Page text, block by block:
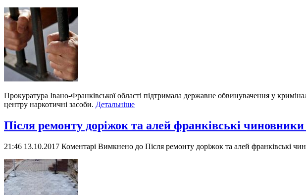
Прокуратура Івано-Франківської області підтримала державне обвинувачення у
центру наркотичні засоби. Детальніше
Після ремонту доріжок та алей франківські
21:46 13.10.2017 Коментарі Вимкнено до Після ремонту доріжок та алей франківські